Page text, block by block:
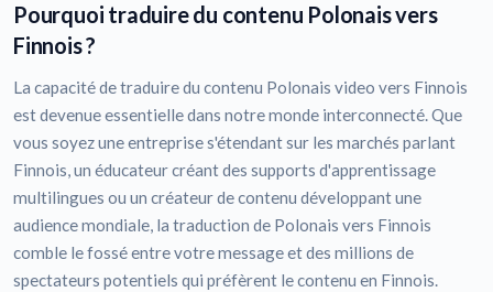
Pourquoi traduire du contenu Polonais vers
Finnois ?
La capacité de traduire du contenu Polonais video vers Finnois
est devenue essentielle dans notre monde interconnecté. Que
vous soyez une entreprise s'étendant sur les marchés parlant
Finnois, un éducateur créant des supports d'apprentissage
multilingues ou un créateur de contenu développant une
audience mondiale, la traduction de Polonais vers Finnois
comble le fossé entre votre message et des millions de
spectateurs potentiels qui préfèrent le contenu en Finnois.